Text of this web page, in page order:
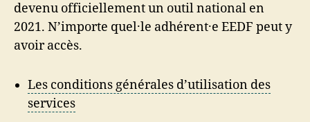
devenu officiellement un outil national en
2021. N’importe quel·le adhérent·e EEDF peut y
avoir accès.
Les conditions générales d’utilisation des
services